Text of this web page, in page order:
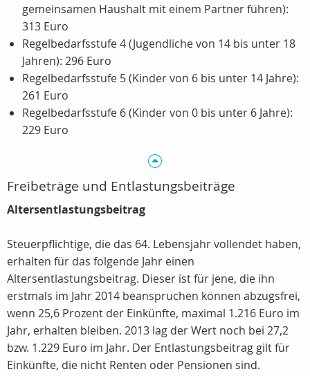
gemeinsamen Haushalt mit einem Partner führen):
313 Euro
Regelbedarfsstufe 4 (Jugendliche von 14 bis unter 18
Jahren): 296 Euro
Regelbedarfsstufe 5 (Kinder von 6 bis unter 14 Jahre):
261 Euro
Regelbedarfsstufe 6 (Kinder von 0 bis unter 6 Jahre):
229 Euro
Freibeträge und Entlastungsbeiträge
Altersentlastungsbeitrag
Steuerpflichtige, die das 64. Lebensjahr vollendet haben,
erhalten für das folgende Jahr einen
Altersentlastungsbeitrag. Dieser ist für jene, die ihn
erstmals im Jahr 2014 beanspruchen können abzugsfrei,
wenn 25,6 Prozent der Einkünfte, maximal 1.216 Euro im
Jahr, erhalten bleiben. 2013 lag der Wert noch bei 27,2
bzw. 1.229 Euro im Jahr. Der Entlastungsbeitrag gilt für
Einkünfte, die nicht Renten oder Pensionen sind.